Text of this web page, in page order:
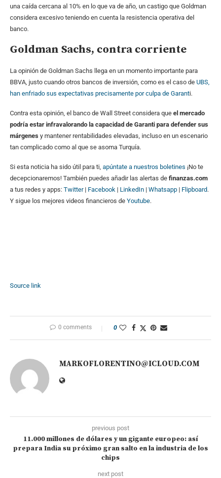
una caída cercana al 10% en lo que va de año, un castigo que Goldman
considera excesivo teniendo en cuenta la resistencia operativa del
banco.
Goldman Sachs, contra corriente
La opinión de Goldman Sachs llega en un momento importante para
BBVA, justo cuando otros bancos de inversión, como es el caso de UBS,
han enfriado sus expectativas precisamente por culpa de Garanti.
Contra esta opinión, el banco de Wall Street considera que el mercado
podría estar infravalorando la capacidad de Garanti para defender sus
márgenes y mantener rentabilidades elevadas, incluso en un escenario
tan complicado como al que se asoma Turquía.
Si esta noticia ha sido útil para ti, apúntate a nuestros boletines ¡No te
decepcionaremos! También puedes añadir las alertas de finanzas.com
a tus redes y apps: Twitter| Facebook | LinkedIn | Whatsapp | Flipboard.
Y sigue los mejores videos financieros de Youtube.
Source link
0 comments 0
MARKOFLORENTINO@ICLOUD.COM
previous post
11.000 millones de dólares y un gigante europeo: así
prepara India su próximo gran salto en la industria de los
chips
next post